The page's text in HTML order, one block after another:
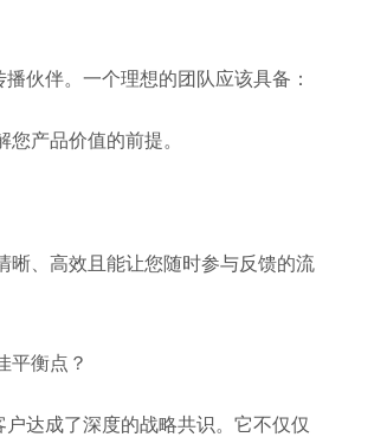
伙伴。一个理想的团队应该具备：
产品价值的前提。
晰、高效且能让您随时参与反馈的流
平衡点？
户达成了深度的战略共识。它不仅仅